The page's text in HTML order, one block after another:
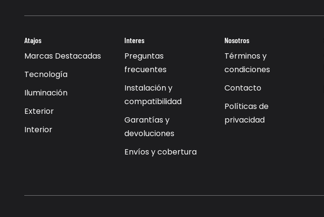
Atajos
Marcas Destacadas
Tecnología
Iluminación
Exterior
Interior
Interes
Preguntas
frecuentes
Instalación y
compatibilidad
Garantías y
devoluciones
Envíos y cobertura
Nosotros
Términos y
condiciones
Contacto
Políticas de
privacidad